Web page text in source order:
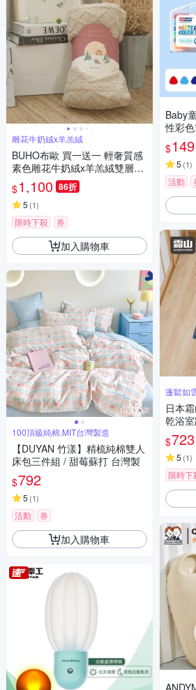
雕花牛奶絨x羊羔絨
BUHO布歐 買一送一 輕奢質感
素色雕花牛奶絨x羊羔絨雙層保
暖毯(150x200cm)(多款任選)
$1,100 86折
5 (1)
限時下殺 券
加入購物車
100頂級純棉,MIT台灣製造
【DUYAN 竹漾】精梳純棉雙人
床包三件組 / 甜莓蘇打 台灣製
$792
5 (1)
活動 券
加入購物車
Baby
性彩
畫圖
$149
5 (1)
活動
蓬鬆如
日本
乾浴
可選
$723
5 (1)
限時下